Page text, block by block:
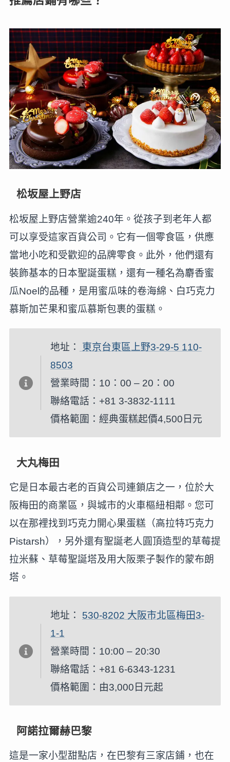
松坂屋上野店
松坂屋上野店營業逾240年。從孩子到老年人都
可以享受這家百貨公司。它有一個零食區，供應
當地小吃和受歡迎的品牌零食。此外，他們還有
裝飾基本的日本聖誕蛋糕，還有一種名為麝香蜜
瓜Noel的品種，是用蜜瓜味的卷海綿、白巧克力
慕斯加芒果和蜜瓜慕斯包裹的蛋糕。
地址：
東京台東區上野3-29-5 110-
8503
營業時間：10：00 – 20：00
聯絡電話：+81 3-3832-1111
價格範圍：經典蛋糕起價4,500日元
大丸梅田
它是日本最古老的百貨公司連鎖店之一，位於大
阪梅田的商業區，與城市的火車樞紐相鄰。您可
以在那裡找到巧克力開心果蛋糕（高拉特巧克力
Pistarsh），另外還有聖誕老人圓頂造型的草莓提
拉米蘇、草莓聖誕塔及用大阪栗子製作的蒙布朗
塔。
地址： 530-8202 大阪市北區梅田3-
1-1
營業時間：10:00 – 20:30
聯絡電話：+81 6-6343-1231
價格範圍：由3,000日元起
阿諾拉爾赫巴黎
這是一家小型甜點店，在巴黎有三家店鋪，也在